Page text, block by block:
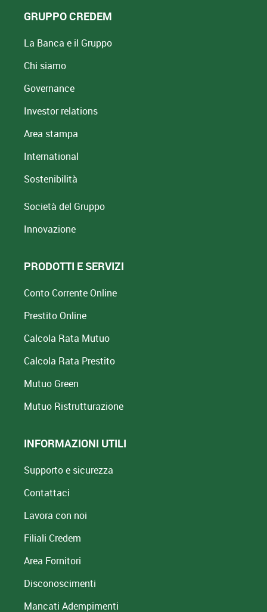
GRUPPO CREDEM
La Banca e il Gruppo
Chi siamo
Governance
Investor relations
Area stampa
International
Sostenibilità
Società del Gruppo
Innovazione
PRODOTTI E SERVIZI
Conto Corrente Online
Prestito Online
Calcola Rata Mutuo
Calcola Rata Prestito
Mutuo Green
Mutuo Ristrutturazione
INFORMAZIONI UTILI
Supporto e sicurezza
Contattaci
Lavora con noi
Filiali Credem
Area Fornitori
Disconoscimenti
Mancati Adempimenti